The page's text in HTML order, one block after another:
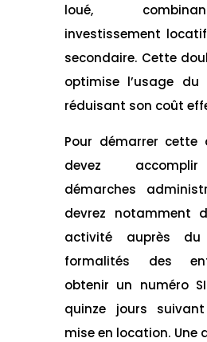
loué,
investissement
secondaire. Cette
optimise l’usage
réduisant son coût
Pour démarrer cette
devez
démarches
devrez notamment
activité auprès
formalités des
obtenir un numéro
quinze jours
mise en location. Une